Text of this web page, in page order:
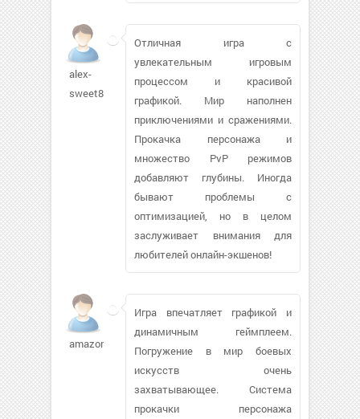
alex-
sweet879
Отличная игра с
увлекательным игровым
процессом и красивой
графикой. Мир наполнен
приключениями и сражениями.
Прокачка персонажа и
множество PvP режимов
добавляют глубины. Иногда
бывают проблемы с
оптимизацией, но в целом
заслуживает внимания для
любителей онлайн-экшенов!
amazonkkka
Игра впечатляет графикой и
динамичным геймплеем.
Погружение в мир боевых
искусств очень
захватывающее. Система
прокачки персонажа